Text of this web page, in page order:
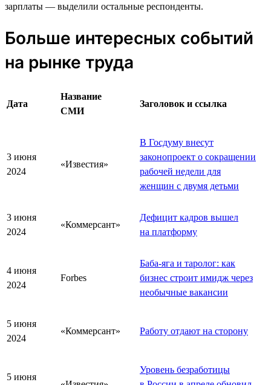
зарплаты — выделили остальные респонденты.
Больше интересных событий
на рынке труда
Дата
Название
СМИ
Заголовок и ссылка
3 июня
2024
«Известия»
В Госдуму внесут
законопроект о сокращении
рабочей недели для
женщин с двумя детьми
3 июня
2024
«Коммерсант»
Дефицит кадров вышел
на платформу
4 июня
2024
Forbes
Баба-яга и таролог: как
бизнес строит имидж через
необычные вакансии
5 июня
2024
«Коммерсант» Работу отдают на сторону
5 июня
Уровень безработицы